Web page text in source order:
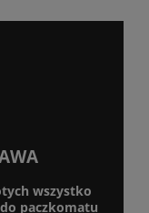
wszystko
paczkomatu